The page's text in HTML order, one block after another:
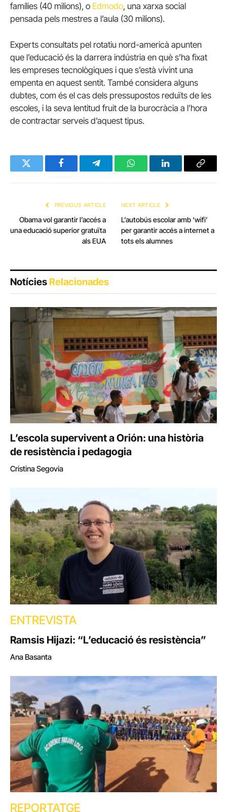
famílies (40 milions), o Edmodo, una xarxa social
pensada pels mestres a l’aula (30 milions).
Experts consultats pel rotatiu nord-americà apunten
que l’educació és la darrera indústria en què s’ha fixat
les empreses tecnològiques i que s’està vivint una
empenta en aquest sentit. També considera alguns
dubtes, com és el cas dels pressupostos reduïts de les
escoles, i la seva lentitud fruit de la burocràcia a l’hora
de contractar serveis d’aquest tipus.
Twitter FacebookTelegramWhatsAppLinkedInCopy
PREVIOUS ARTICLE
Obama vol garantir l’accés a
una educació superior gratuïta
als EUA
NEXT ARTICLE
L’autobús escolar amb ‘wifi’
per garantir accés a internet a
tots els alumnes
NotíciesRelacionades
L’escola supervivent a Orión: una història
de resistència i pedagogia
Cristina Segovia
ENTREVISTA
Ramsis Hijazi: “L’educació és resistència”
Ana Basanta
REPORTATGE